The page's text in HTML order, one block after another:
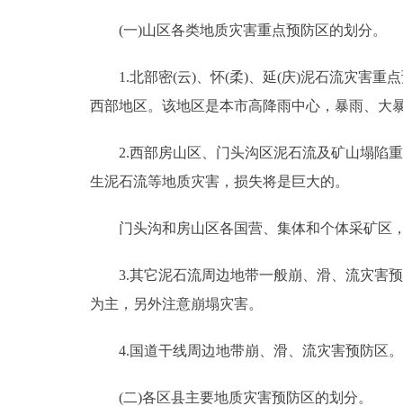
(一)山区各类地质灾害重点预防区的划分。
1.北部密(云)、怀(柔)、延(庆)泥石流灾害重
西部地区。该地区是本市高降雨中心，暴雨、大
2.西部房山区、门头沟区泥石流及矿山塌陷重
生泥石流等地质灾害，损失将是巨大的。
门头沟和房山区各国营、集体和个体采矿区，
3.其它泥石流周边地带一般崩、滑、流灾害预
为主，另外注意崩塌灾害。
4.国道干线周边地带崩、滑、流灾害预防区。
(二)各区县主要地质灾害预防区的划分。